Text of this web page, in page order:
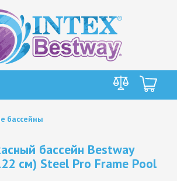
бассейны
бассейн Bestway
см) Steel Pro Frame Pool